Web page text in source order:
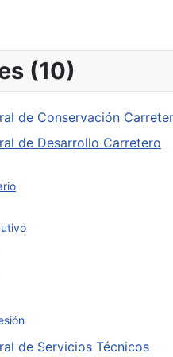
(10)
de Conservación
de Desarrollo Carretero
de Servicios Técnicos